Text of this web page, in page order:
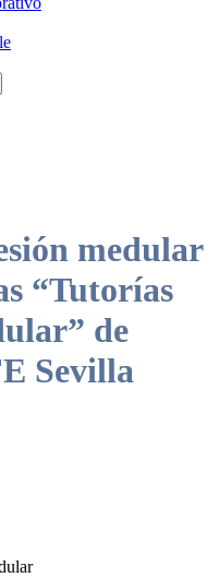
medular
“Tutorías
de
Sevilla